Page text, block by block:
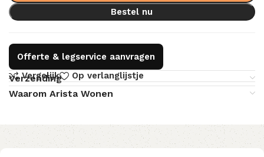
Bestel nu
Offerte & legservice aanvragen
Vergelijk
Op verlanglijstje
Verzending
Waarom Arista Wonen